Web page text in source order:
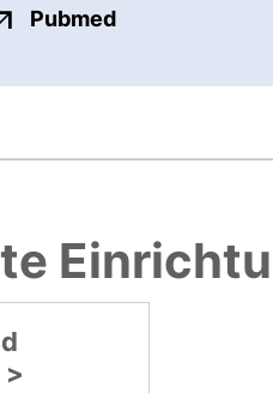
Pubmedexterner Link,